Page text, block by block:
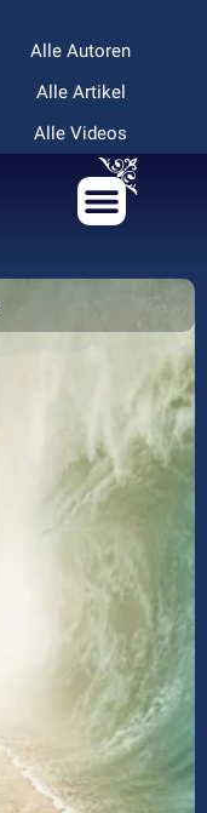
Alle Autoren
Alle Artikel
Alle Videos